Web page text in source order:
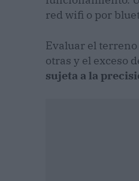
red wifi o por
Evaluar el
otras y el exceso
sujeta a la